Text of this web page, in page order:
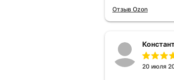
Отзыв Ozon
20 июля